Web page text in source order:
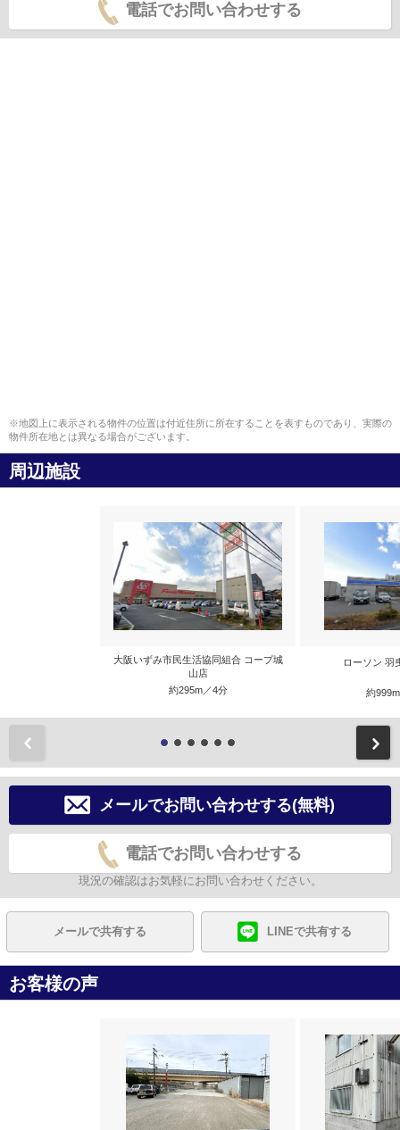
電話でお問い合わせする
※地図上に表示される物件の位置は付近住所に所在することを表すものであり、実際の
物件所在地とは異なる場合がございます。
周辺施設
大阪いずみ市民生活協同組合 コープ城
山店
約295m／4分
ローソン 羽
約
メールでお問い合わせする(無料)
電話でお問い合わせする
現況の確認はお気軽にお問い合わせください。
メールで共有する LINEで共有する
お客様の声